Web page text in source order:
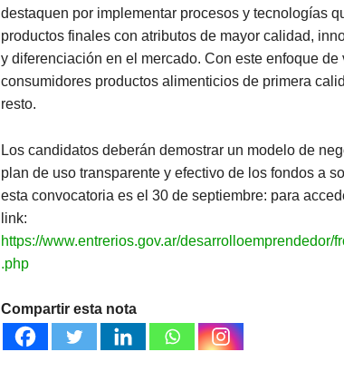
destaquen por implementar procesos y tecnologías
productos finales con atributos de mayor calidad,
y diferenciación en el mercado. Con este enfoque
consumidores productos alimenticios de primera
resto.
Los candidatos deberán demostrar un modelo de
plan de uso transparente y efectivo de los fondos a
esta convocatoria es el 30 de septiembre: para
link:
https://www.entrerios.gov.ar/
.php
Compartir esta nota